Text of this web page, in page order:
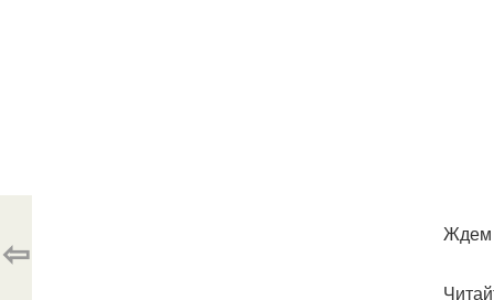
Ждем
⇦